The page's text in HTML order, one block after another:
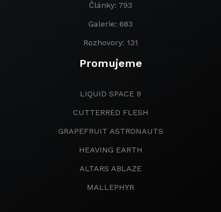
Články: 793
Galerie: 683
Rozhovory: 131
Promujeme
LIQUID SPACE 9
CUTTERRED FLESH
GRAPEFRUIT ASTRONAUTS
HEAVING EARTH
ALTARS ABLAZE
MALLEPHYR